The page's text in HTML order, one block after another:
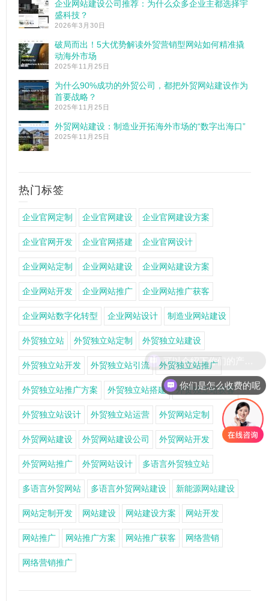
企业网站建设公司推荐：为什么众多企业主都选择宇
盛科技？
2026年3月30日
破局而出！5大优势解读外贸营销型网站如何精准撬
动海外市场
2025年11月25日
为什么90%成功的外贸公司，都把外贸网站建设作为
首要战略？
2025年11月25日
外贸网站建设：制造业开拓海外市场的“数字出海口”
2025年11月25日
热门标签
企业官网定制 企业官网建设 企业官网建设方案
企业官网开发 企业官网搭建 企业官网设计
企业网站定制 企业网站建设 企业网站建设方案
企业网站开发 企业网站推广 企业网站推广获客
企业网站数字化转型 企业网站设计 制造业网站建设
外贸独立站 外贸独立站定制 外贸独立站建设
外贸独立站开发 外贸独立站引流 外贸独立站推广
外贸独立站推广方案 外贸独立站搭建 外贸独立站获客
外贸独立站设计 外贸独立站运营 外贸网站定制
外贸网站建设 外贸网站建设公司 外贸网站开发
外贸网站推广 外贸网站设计 多语言外贸独立站
多语言外贸网站 多语言外贸网站建设 新能源网站建设
网站定制开发 网站建设 网站建设方案 网站开发
网站推广 网站推广方案 网站推广获客 网络营销
网络营销推广
你们是怎么收费的呢